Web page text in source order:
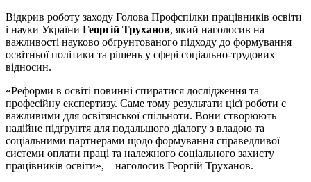
Відкрив роботу заходу Голова Профспілки працівників освіти
і науки України Георгій Труханов, який наголосив на
важливості науково обґрунтованого підходу до формування
освітньої політики та рішень у сфері соціально-трудових
відносин.
«Реформи в освіті повинні спиратися дослідження та
професійну експертизу. Саме тому результати цієї роботи є
важливими для освітянської спільноти. Вони створюють
надійне підґрунтя для подальшого діалогу з владою та
соціальними партнерами щодо формування справедливої
системи оплати праці та належного соціального захисту
працівників освіти», – наголосив Георгій Труханов.